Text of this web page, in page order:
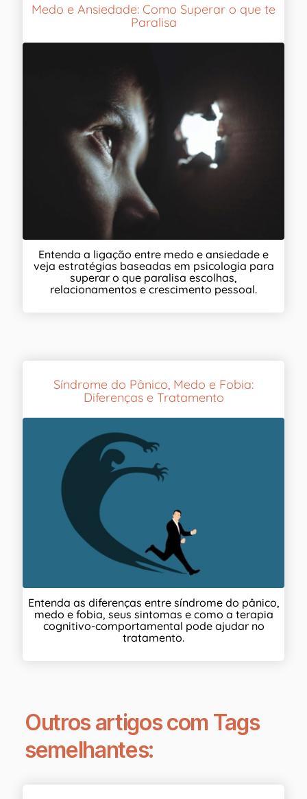
Medo e Ansiedade: Como Superar o que te
Paralisa
Entenda a ligação entre medo e ansiedade e
veja estratégias baseadas em psicologia para
superar o que paralisa escolhas,
relacionamentos e crescimento pessoal.
Síndrome do Pânico, Medo e Fobia:
Diferenças e Tratamento
Entenda as diferenças entre síndrome do pânico,
medo e fobia, seus sintomas e como a terapia
cognitivo-comportamental pode ajudar no
tratamento.
Outros artigos com Tags
semelhantes: